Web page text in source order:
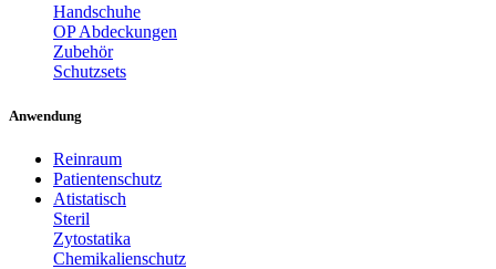
Handschuhe
OP Abdeckungen
Zubehör
Schutzsets
Anwendung
Reinraum
Patientenschutz
Atistatisch
Steril
Zytostatika
Chemikalienschutz